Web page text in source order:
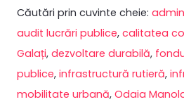
Căutări prin cuvinte cheie:
audit lucrări publice, calitatea
Galați, dezvoltare durabilă,
publice, infrastructură rutieră,
mobilitate urbană, Odaia